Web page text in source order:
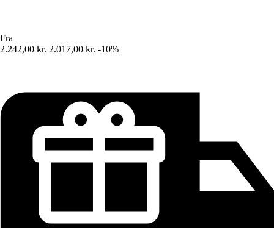
Fra
2.242,00 kr. 2.017,00 kr. -10%